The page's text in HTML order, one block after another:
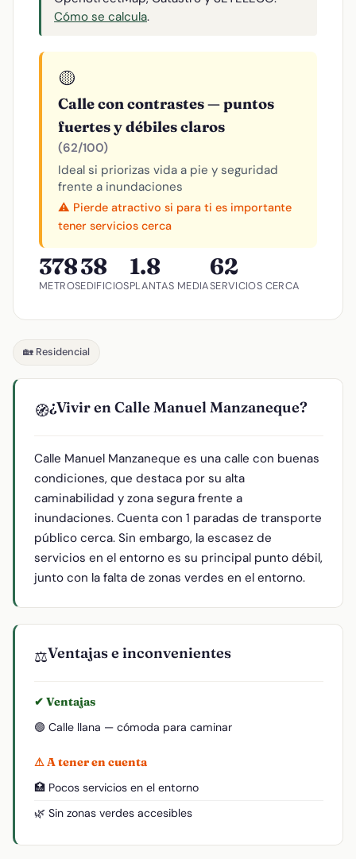
Cómo se calcula.
🟡
Calle con contrastes — puntos
fuertes y débiles claros
(62/100)
Ideal si priorizas vida a pie y seguridad
frente a inundaciones
⚠️ Pierde atractivo si para ti es importante
tener servicios cerca
378
METROS
38
EDIFICIOS
1.8
PLANTAS MEDIA
62
SERVICIOS CERCA
🏡 Residencial
🧭¿Vivir en Calle Manuel Manzaneque?
Calle Manuel Manzaneque es una calle con buenas
condiciones, que destaca por su alta
caminabilidad y zona segura frente a
inundaciones. Cuenta con 1 paradas de transporte
público cerca. Sin embargo, la escasez de
servicios en el entorno es su principal punto débil,
junto con la falta de zonas verdes en el entorno.
⚖️Ventajas e inconvenientes
✔ Ventajas
🟢 Calle llana — cómoda para caminar
⚠ A tener en cuenta
🏥 Pocos servicios en el entorno
🌿 Sin zonas verdes accesibles